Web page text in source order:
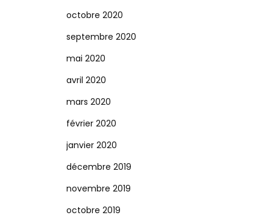
octobre 2020
septembre 2020
mai 2020
avril 2020
mars 2020
février 2020
janvier 2020
décembre 2019
novembre 2019
octobre 2019